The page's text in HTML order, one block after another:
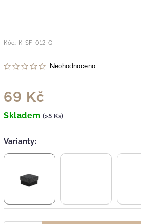
Kód: K-SF-012-G
Neohodnoceno
69 Kč
Skladem (>5 Ks)
Varianty: